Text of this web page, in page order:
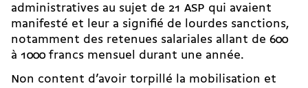
administratives au sujet de 21 ASP qui avaient
manifesté et leur a signifié de lourdes sanctions,
notamment des retenues salariales allant de 600
à 1000 francs mensuel durant une année.
Non content d’avoir torpillé la mobilisation et